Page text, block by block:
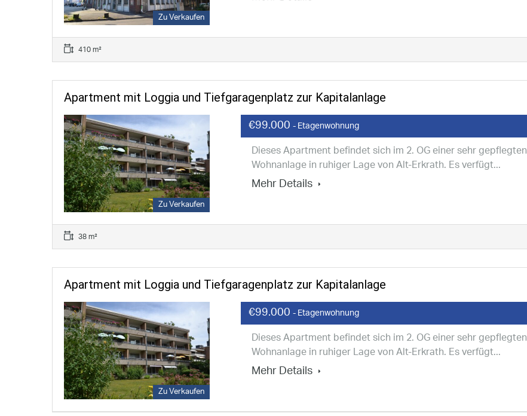
Zu Verkaufen
410 m²
Apartment mit Loggia und Tiefgaragenplatz zur Kapitalanlage
Zu Verkaufen
€99.000 - Etagenwohnung
Dieses Apartment befindet sich im 2. OG einer sehr gepflegten
Wohnanlage in ruhiger Lage von Alt-Erkrath. Es verfügt...
Mehr Details
38 m²
Apartment mit Loggia und Tiefgaragenplatz zur Kapitalanlage
Zu Verkaufen
€99.000 - Etagenwohnung
Dieses Apartment befindet sich im 2. OG einer sehr gepflegten
Wohnanlage in ruhiger Lage von Alt-Erkrath. Es verfügt...
Mehr Details